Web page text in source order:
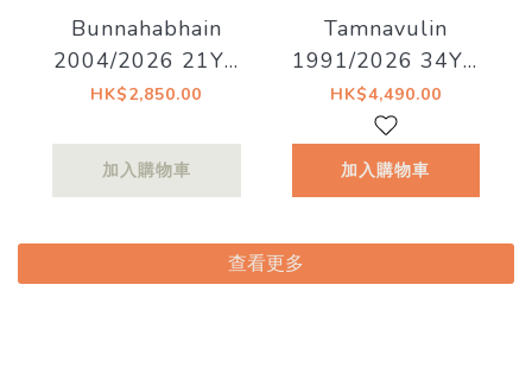
Bunnahabhain
2004/2026 21YO
55% Decadent
HK$2,850.00
加入購物車
Tamnavulin
1991/2026 34YO
1st fill Sherry
Hogshead 48.7%
Decadent Drinks -
One]
HK$4,490.00
加入購物車
查看更多